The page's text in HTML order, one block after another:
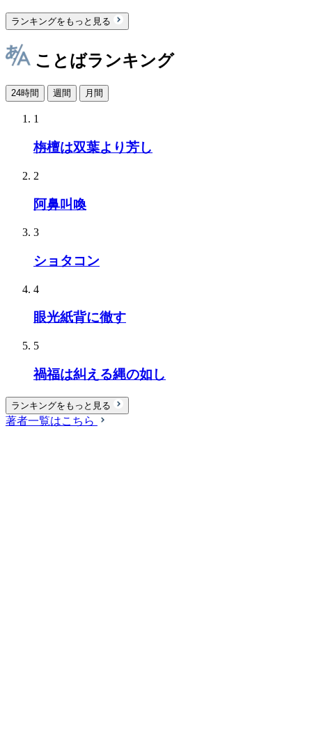
ランキングをもっと見る
ことばランキング
24時間 週間 月間
1
栴檀は双葉より芳し
2
阿鼻叫喚
3
ショタコン
4
眼光紙背に徹す
5
禍福は糾える縄の如し
ランキングをもっと見る
著者一覧はこちら